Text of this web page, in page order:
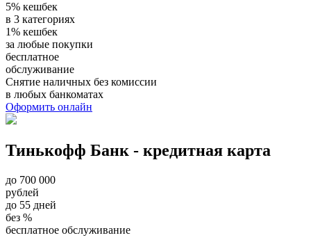
5% кешбек
в 3 категориях
1% кешбек
за любые покупки
бесплатное
обслуживание
Снятие наличных без комиссии
в любых банкоматах
Оформить онлайн
Тинькофф Банк - кредитная карта
до 700 000
рублей
до 55 дней
без %
бесплатное обслуживание